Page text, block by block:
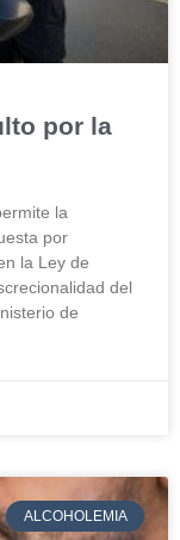
por la
la
por
la Ley de
del
de
ALCOHOLEMIA